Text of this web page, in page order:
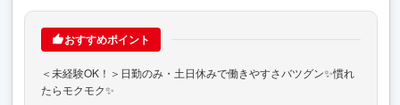
おすすめポイント
＜未経験OK！＞日勤のみ・土日休みで働きやすさバツグン✨慣れ
たらモクモク✨